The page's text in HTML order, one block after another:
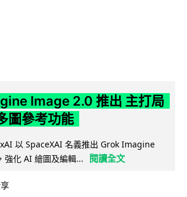
Image 2.0 推出 主打局
圖參考功能
以 SpaceXAI 名義推出 Grok Imagine
化 AI 繪圖及編輯...
閱讀全文